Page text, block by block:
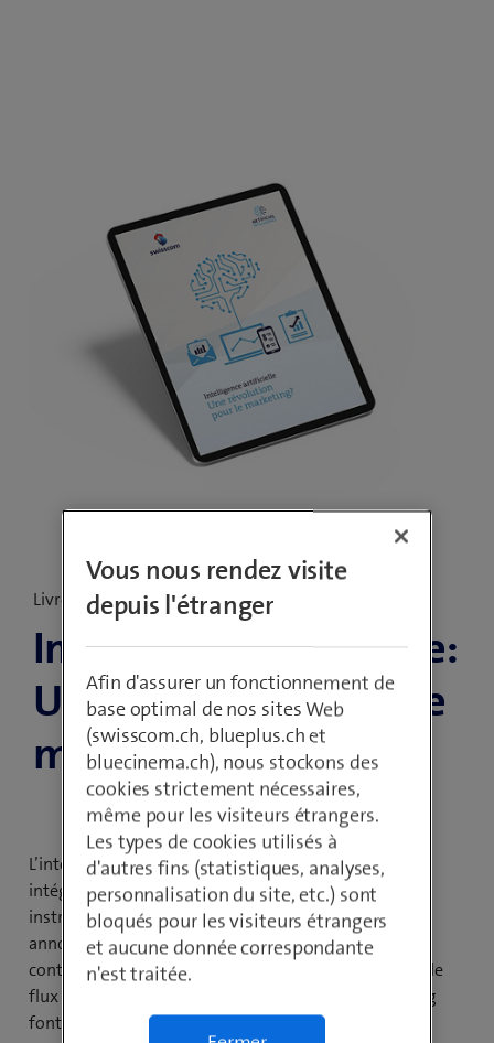
Livre blanc
Intelligence artificielle:
Une révolution pour le
marketing?
L’intelligence artificielle (IA) fait de plus en plus partie
intégrante des services de marketing. En effet, les
instruments de marketing classiques tels que les
annonces ou les newsletters sont supplantés par des
contenus numérisés, personnalisés. Afin de maîtriser le
flux de données en résultant, les experts en marketing
font de plus en plus appel à l’IA.
Vous nous rendez visite
depuis l'étranger
Afin d'assurer un fonctionnement de
base optimal de nos sites Web
(swisscom.ch, blueplus.ch et
bluecinema.ch), nous stockons des
cookies strictement nécessaires,
même pour les visiteurs étrangers.
Les types de cookies utilisés à
d'autres fins (statistiques, analyses,
personnalisation du site, etc.) sont
bloqués pour les visiteurs étrangers
et aucune donnée correspondante
n'est traitée.